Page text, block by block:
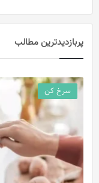
پربازدیدترین مطالب
سرخ کن